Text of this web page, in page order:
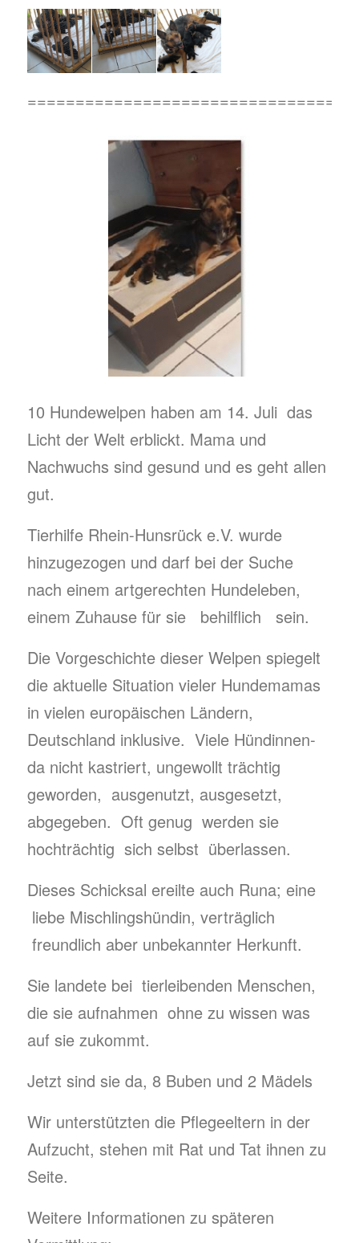
10 Hundewelpen haben am 14. Juli das
Licht der Welt erblickt. Mama und
Nachwuchs sind gesund und es geht allen
gut.
Tierhilfe Rhein-Hunsrück e.V. wurde
hinzugezogen und darf bei der Suche
nach einem artgerechten Hundeleben,
einem Zuhause für sie behilflich sein.
Die Vorgeschichte dieser Welpen spiegelt
die aktuelle Situation vieler Hundemamas
in vielen europäischen Ländern,
Deutschland inklusive. Viele Hündinnen-
da nicht kastriert, ungewollt trächtig
geworden, ausgenutzt, ausgesetzt,
abgegeben. Oft genug werden sie
hochträchtig sich selbst überlassen.
Dieses Schicksal ereilte auch Runa; eine
liebe Mischlingshündin, verträglich
freundlich aber unbekannter Herkunft.
Sie landete bei tierleibenden Menschen,
die sie aufnahmen ohne zu wissen was
auf sie zukommt.
Jetzt sind sie da, 8 Buben und 2 Mädels
Wir unterstützten die Pflegeeltern in der
Aufzucht, stehen mit Rat und Tat ihnen zu
Seite.
Weitere Informationen zu späteren